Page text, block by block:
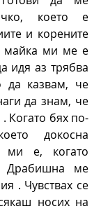
което е
и корените
майка ми ме е
идя аз трябва
да казвам, че
да знам, че
Когато бях по-
докосна
ми е, когато
Драбишна ме
. Чувствах се
носих на